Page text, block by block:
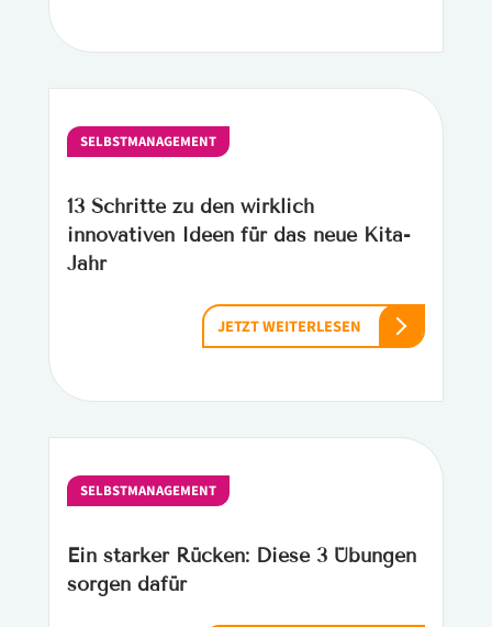
SELBSTMANAGEMENT
13 Schritte zu den wirklich
innovativen Ideen für das neue Kita-
Jahr
JETZT WEITERLESEN
SELBSTMANAGEMENT
Ein starker Rücken: Diese 3 Übungen
sorgen dafür